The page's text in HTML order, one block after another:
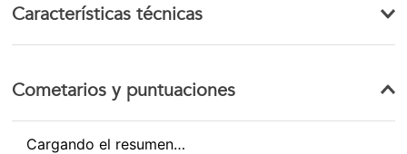
Características técnicas
Cometarios y puntuaciones
Cargando el resumen…